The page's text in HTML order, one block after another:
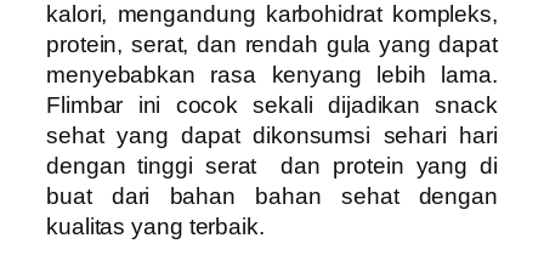
kalori, mengandung karbohidrat kompleks,
protein, serat, dan rendah gula yang dapat
menyebabkan rasa kenyang lebih lama.
Flimbar ini cocok sekali dijadikan snack
sehat yang dapat dikonsumsi sehari hari
dengan tinggi serat dan protein yang di
buat dari bahan bahan sehat dengan
kualitas yang terbaik.